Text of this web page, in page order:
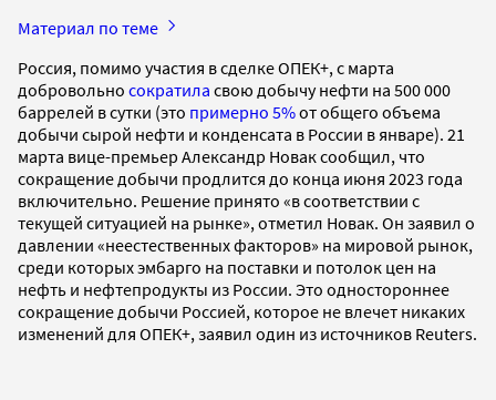
Материал по теме
Россия, помимо участия в сделке ОПЕК+, с марта
добровольно сократила свою добычу нефти на 500 000
баррелей в сутки (это примерно 5%от общего объема
добычи сырой нефти и конденсата в России в январе). 21
марта вице-премьер Александр Новак сообщил, что
сокращение добычи продлится до конца июня 2023 года
включительно. Решение принято «в соответствии с
текущей ситуацией на рынке», отметил Новак. Он заявил о
давлении «неестественных факторов» на мировой рынок,
среди которых эмбарго на поставки и потолок цен на
нефть и нефтепродукты из России. Это одностороннее
сокращение добычи Россией, которое не влечет никаких
изменений для ОПЕК+, заявил один из источников Reuters.